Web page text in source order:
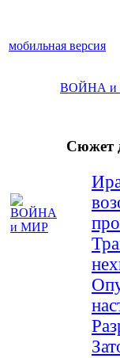
мобильная версия
ВОЙНА и
Сюжет